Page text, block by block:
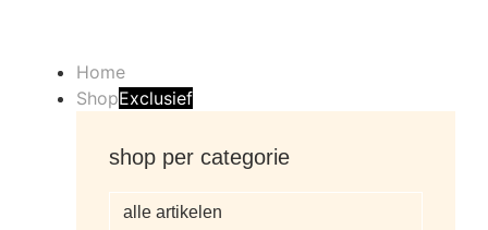
Home
ShopExclusief
shop per categorie
alle artikelen